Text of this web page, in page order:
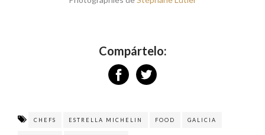
Compártelo:
CHEFS ESTRELLA MICHELIN FOOD GALICIA